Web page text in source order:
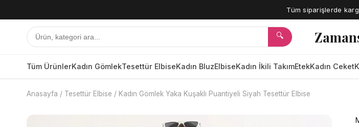
Tüm siparişlerde
🔍
Tüm ÜrünlerKadın GömlekTesettür ElbiseKadın BluzElbiseKadın İkili TakımEtekKadın Ceket
🔍
Anasayfa / Tesettür Elbise / Kadın Gömlek Yaka Kuşaklı Puantiyeli Siyah Tesettür Elbise